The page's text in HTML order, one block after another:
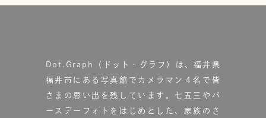
Dot.Graph（ドット・グラフ）は、福井県
福井市にある写真館で カメラマン４名で皆
さまの思い出を残しています。七五三やバ
ースデーフォトをはじめとした、家族のさ